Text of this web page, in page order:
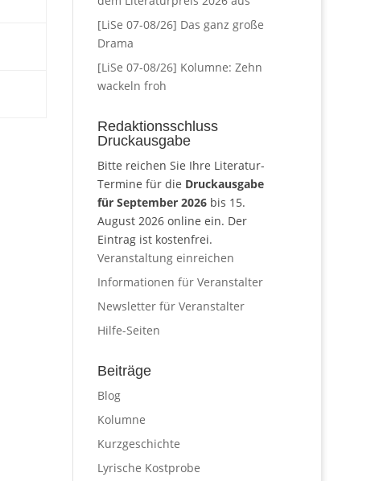
[LiSe 07-08/26] Das ganz große
Drama
[LiSe 07-08/26] Kolumne: Zehn
wackeln froh
Redaktionsschluss
Druckausgabe
Bitte reichen Sie Ihre Literatur-
Termine für die Druckausgabe
für September 2026bis 15.
August 2026 online ein. Der
Eintrag ist kostenfrei.
Veranstaltung einreichen
Informationen für Veranstalter
Newsletter für Veranstalter
Hilfe-Seiten
Beiträge
Blog
Kolumne
Kurzgeschichte
Lyrische Kostprobe